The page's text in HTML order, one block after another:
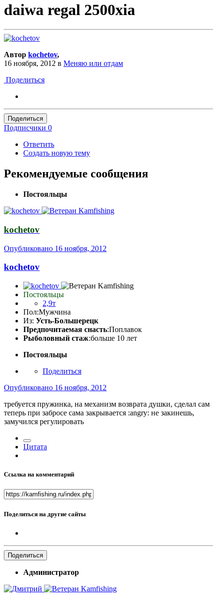
daiwa regal 2500xia
Автор kochetov,
16 ноября, 2012 в Меняю или отдам
Поделиться
Поделиться
Подписчики 0
Ответить
Создать новую тему
Рекомендуемые сообщения
Постояльцы
kochetov
Опубликовано 16 ноября, 2012
kochetov
Постояльцы
2,9т
Пол:Мужчина
Из: Усть-Большерецк
Предпочитаемая снасть:Поплавок
Рыболовный стаж:больше 10 лет
Постояльцы
Поделиться
Опубликовано 16 ноября, 2012
требуется пружинка, на механизм возврата душки, сделал сам
теперь при забросе сама закрывается :angry: не закинешь,
замучился регулировать
Цитата
Ссылка на комментарий
Поделиться на другие сайты
Поделиться
Администратор